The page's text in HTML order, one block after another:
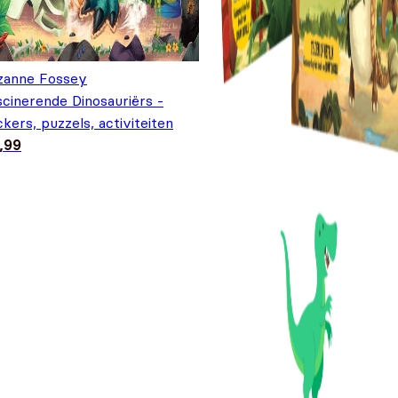
Fossey
Dinosauriërs -
puzzels, activiteiten